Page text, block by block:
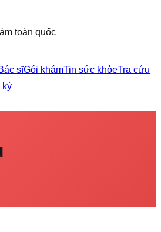
toàn quốc
sĩGói khámTin sức khỏeTra cứu
ký